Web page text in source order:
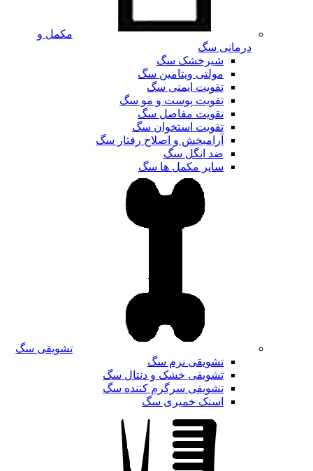
مکمل و
درمانی سگ
شیرخشک سگ
مولتی ویتامین سگ
تقویت ایمنی سگ
تقویت پوست و مو سگ
تقویت مفاصل سگ
تقویت استخوان سگ
آرامبخش و اصلاح رفتار سگ
ضد انگل سگ
سایر مکمل ها سگ
تشویقی سگ
تشویقی نرم سگ
تشویقی خشک و دنتال سگ
تشویقی سرگرم کننده سگ
اسنک خمیری سگ